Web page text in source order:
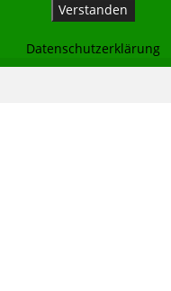
Verstanden
Datenschutzerklärung